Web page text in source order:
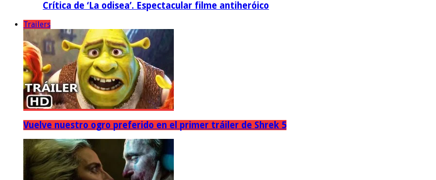
Crítica de ‘La odisea’. Espectacular filme antiheróico
Trailers
Vuelve nuestro ogro preferido en el primer tráiler de Shrek 5